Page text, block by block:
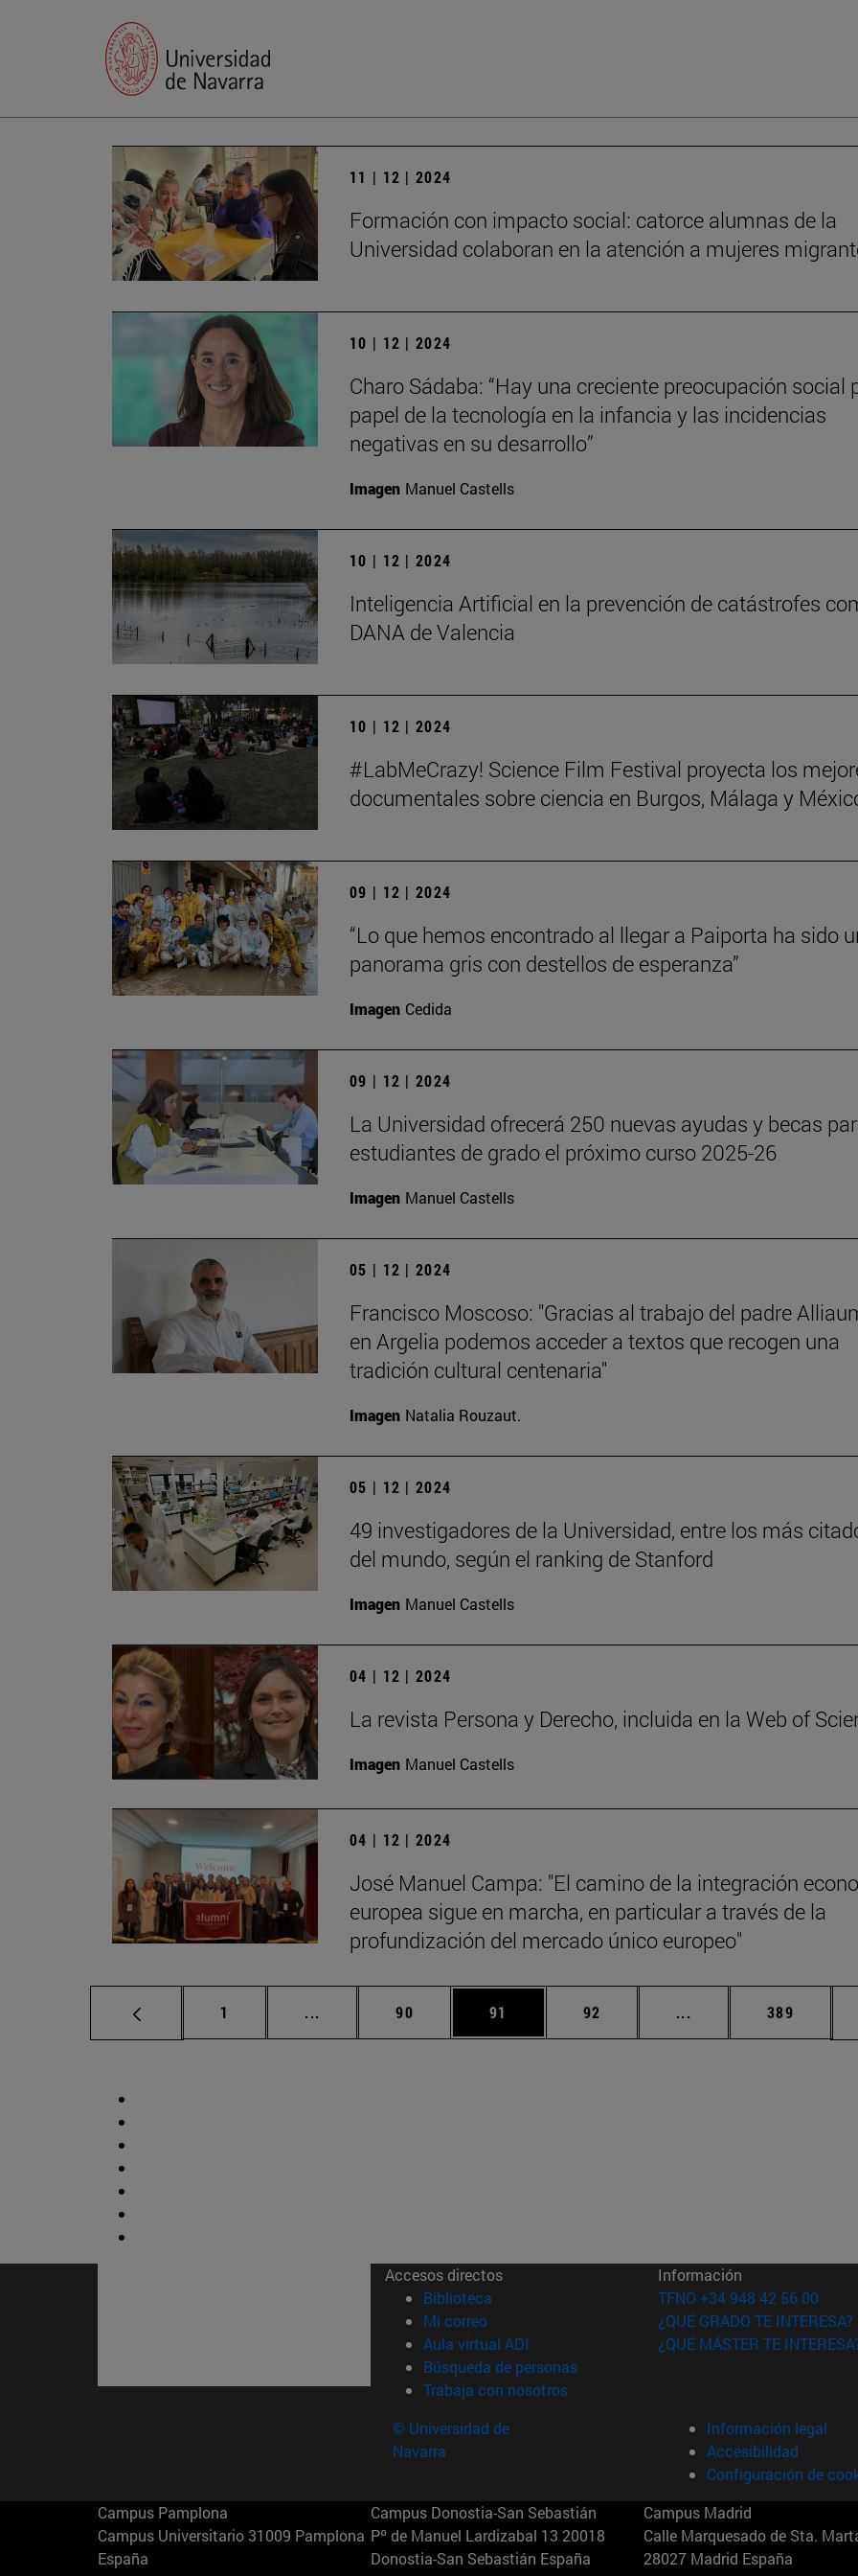
11 | 12 | 2024
Formación con impacto social: catorce alumnas de la
Universidad colaboran en la atención a mujeres
10 | 12 | 2024
Charo Sádaba: “Hay una creciente preocupación social
papel de la tecnología en la infancia y las incidencias
negativas en su desarrollo”
Imagen Manuel Castells
10 | 12 | 2024
Inteligencia Artificial en la prevención de catástrofes
DANA de Valencia
10 | 12 | 2024
#LabMeCrazy! Science Film Festival proyecta los
documentales sobre ciencia en Burgos, Málaga y
09 | 12 | 2024
“Lo que hemos encontrado al llegar a Paiporta ha sido
panorama gris con destellos de esperanza”
Imagen Cedida
09 | 12 | 2024
La Universidad ofrecerá 250 nuevas ayudas y becas
estudiantes de grado el próximo curso 2025-26
Imagen Manuel Castells
05 | 12 | 2024
Francisco Moscoso: "Gracias al trabajo del padre
en Argelia podemos acceder a textos que recogen una
tradición cultural centenaria"
Imagen Natalia Rouzaut.
05 | 12 | 2024
49 investigadores de la Universidad, entre los más
del mundo, según el ranking de Stanford
Imagen Manuel Castells
04 | 12 | 2024
La revista Persona y Derecho, incluida en la Web of
Imagen Manuel Castells
04 | 12 | 2024
José Manuel Campa: "El camino de la integración
europea sigue en marcha, en particular a través de la
profundización del mercado único europeo"
Página
1 ... Páginas intermedias Use TAB para desplazarse.
Página
90 Página
91 Página
92 ... Páginas intermedias
Página
389
Accesos directos
Biblioteca (abre en nueva ventana)
Mi correo(abre en nueva ventana)
Aula virtual ADI (abre en nueva ventana)
Búsqueda de personas(abre en nueva ventana)
Trabaja con nosotros(abre en nueva ventana)
Información
TFNO +34 948 42 56 00
¿QUÉ GRADO TE INTERESA?
¿QUÉ MÁSTER TE
© Universidad de
Navarra
Información legal
Accesibilidad
Configuración de
Campus Pamplona
Campus Universitario 31009 Pamplona
España
Campus Donostia-San Sebastián
Pº de Manuel Lardizabal 13 20018
Donostia-San Sebastián España
Campus Madrid
Calle Marquesado de Sta.
28027 Madrid España